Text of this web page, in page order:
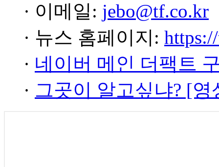
· 이메일: jebo@tf.co.kr
· 뉴스 홈페이지:
· 네이버 메인 더팩트
· 그곳이 알고싶냐? [